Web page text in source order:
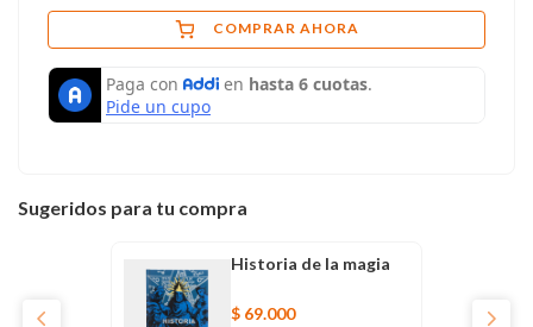
COMPRAR AHORA
Sugeridos para tu compra
Historia de la magia
$ 69.000